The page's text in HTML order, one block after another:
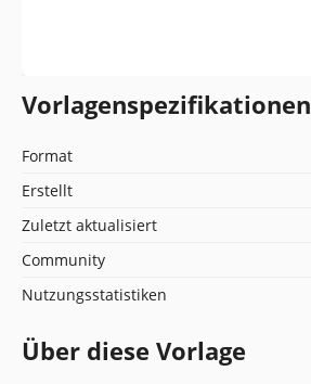
Vorlagenspezifikationen
Format
Erstellt
Zuletzt aktualisiert
Community
Nutzungsstatistiken
Über diese Vorlage